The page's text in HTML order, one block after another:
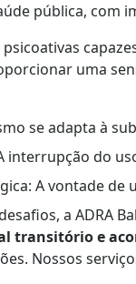
pública, com
uma
se adapta à
interrupção do
A vontade
a ADRA
transitório e
Nossos